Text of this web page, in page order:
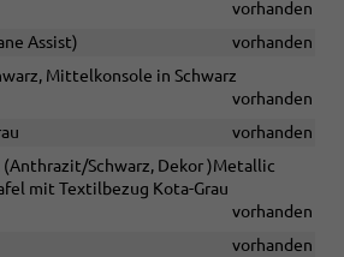
vorhanden
Assist)
vorhanden
Mittelkonsole in Schwarz
vorhanden
vorhanden
Schwarz, Dekor )Metallic
mit Textilbezug Kota-Grau
vorhanden
vorhanden